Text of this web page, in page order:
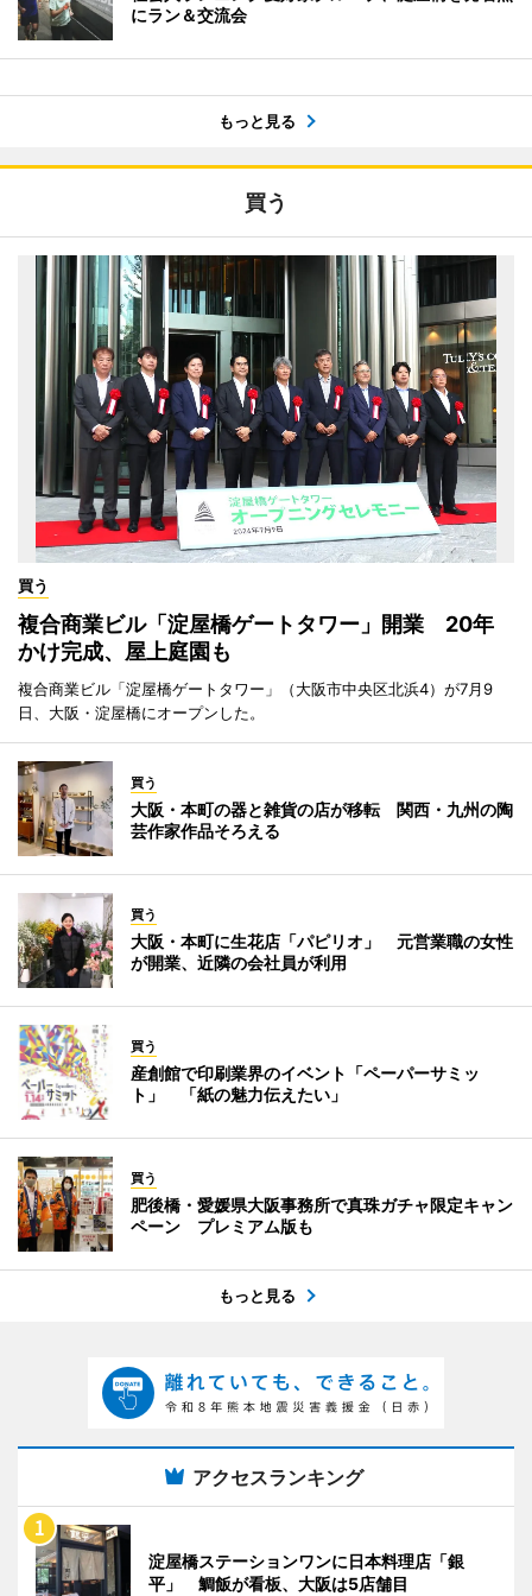
にラン＆交流会
もっと見る
買う
買う
複合商業ビル「淀屋橋ゲートタワー」開業 20年
かけ完成、屋上庭園も
複合商業ビル「淀屋橋ゲートタワー」（大阪市中央区北浜4）が7月9
日、大阪・淀屋橋にオープンした。
買う
大阪・本町の器と雑貨の店が移転 関西・九州の陶
芸作家作品そろえる
買う
大阪・本町に生花店「パピリオ」 元営業職の女性
が開業、近隣の会社員が利用
買う
産創館で印刷業界のイベント「ペーパーサミッ
ト」 「紙の魅力伝えたい」
買う
肥後橋・愛媛県大阪事務所で真珠ガチャ限定キャン
ペーン プレミアム版も
もっと見る
アクセスランキング
淀屋橋ステーションワンに日本料理店「銀
平」 鯛飯が看板、大阪は5店舗目